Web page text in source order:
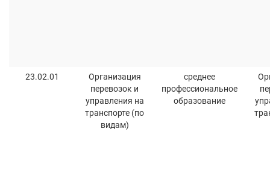
23.02.01
Организация
перевозок и
управления на
транспорте (по
видам)
среднее
профессиональное
образование